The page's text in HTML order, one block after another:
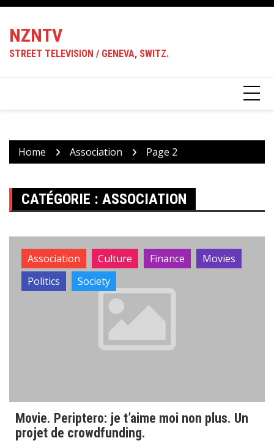
Skip
content
NZNTV
STREET TELEVISION / GENEVA, SWITZ.
Home Association Page 2
CATÉGORIE : ASSOCIATION
Association Culture Finance
Movies
Politics
Society
Movie. Periptero: je t’aime moi non plus. Un
projet de crowdfunding.